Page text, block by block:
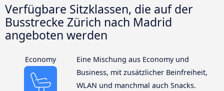
Verfügbare Sitzklassen, die auf der
Busstrecke Zürich nach Madrid
angeboten werden
Economy
Eine Mischung aus Economy und
Business, mit zusätzlicher Beinfreiheit,
WLAN und manchmal auch Snacks.